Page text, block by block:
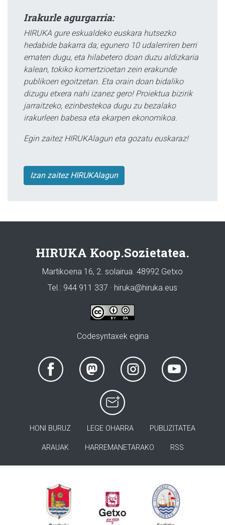
Irakurle agurgarria:
HIRUKA gure eskualdeko euskara hutsezko
hedabide bakarra da; egunero 10 udalerriren berri
ematen dugu, eta hilabetero doan duzu aldizkaria
kalean, tokiko komertzioetan zein erakunde
publikoen egoitzetan. Eta orain doan bidaliko
dizugu etxera nahi izanez gero! Proiektua bizirik
jarraitzeko, ezinbestekoa dugu zu bezalako
irakurleen babesa eta ekarpen ekonomikoa.
Egin zaitez HIRUKAlagun eta gozatu euskaraz!
Izan zaitez HIRUKAlagun
HIRUKA Koop.Sozietatea.
Martikoena 16, 2. solairua. 48992 Getxo
Tel.: 944 911 337 · hiruka@hiruka.eus
Codesyntaxek egina
HONI BURUZ LEGE OHARRA PUBLIZITATEA
ARAUAK HARREMANETARAKO RSS